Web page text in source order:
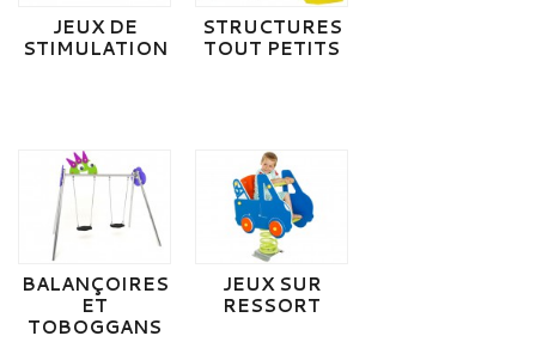
JEUX DE
STIMULATION
STRUCTURES
TOUT PETITS
BALANÇOIRES
ET
TOBOGGANS
JEUX SUR
RESSORT